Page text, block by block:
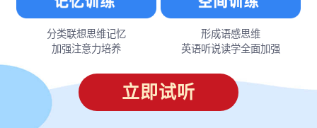
分类联想思维记忆
加强注意力培养
形成语感思维
英语听说读学全面加强
立即试听